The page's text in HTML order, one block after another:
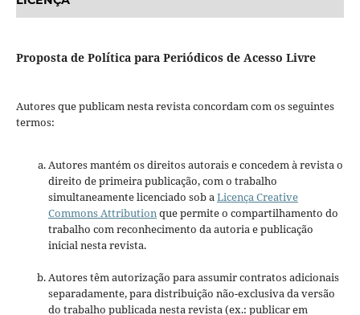
Proposta de Política para Periódicos de Acesso Livre
Autores que publicam nesta revista concordam com os seguintes
termos:
Autores mantém os direitos autorais e concedem à revista o
direito de primeira publicação, com o trabalho
simultaneamente licenciado sob aLicença Creative
Commons Attributionque permite o compartilhamento do
trabalho com reconhecimento da autoria e publicação
inicial nesta revista.
Autores têm autorização para assumir contratos adicionais
separadamente, para distribuição não-exclusiva da versão
do trabalho publicada nesta revista (ex.: publicar em